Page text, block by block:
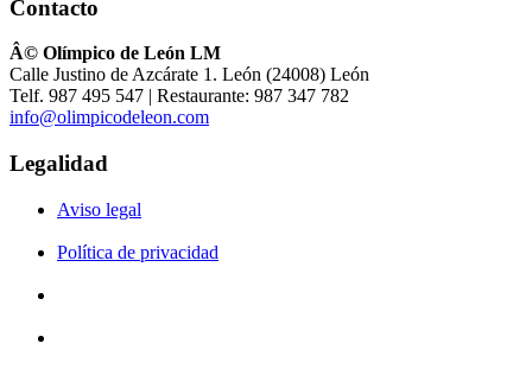
Contacto
Â© Olímpico de León LM
Calle Justino de Azcárate 1. León (24008) León
Telf. 987 495 547 | Restaurante: 987 347 782
info@olimpicodeleon.com
Legalidad
Aviso legal
Política de privacidad